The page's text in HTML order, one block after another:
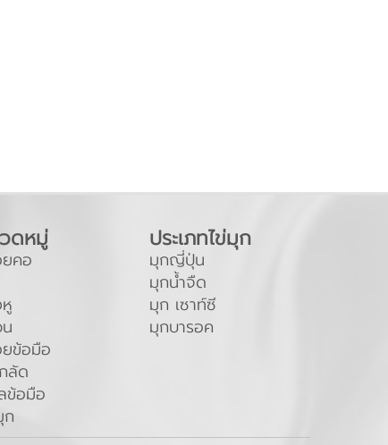
ดหมู่
คอ
ข้อมือ
ลัด
ข้อมือ
ประเภทไข่มุก
มุกญี่ปุ่น
มุกน้ำจืด
มุก เซาท์ซี
มุกบารอค